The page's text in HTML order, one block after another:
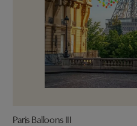
Paris Balloons III